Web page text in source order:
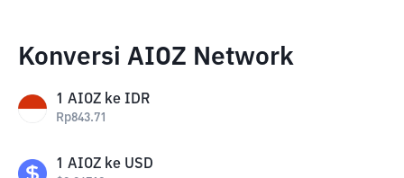
Konversi AIOZ Network
1 AIOZ ke IDR
Rp843.71
1 AIOZ ke USD